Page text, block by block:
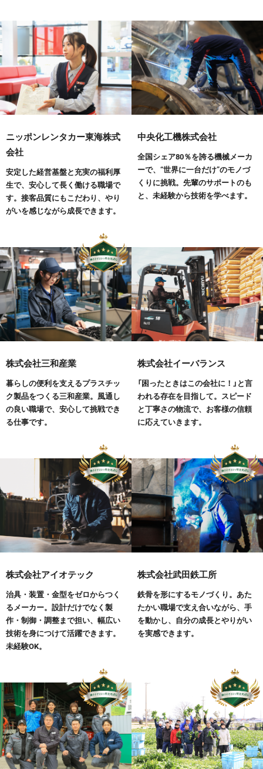
ニッポンレンタカー東海株式
会社
安定した経営基盤と充実の福利厚
生で、安心して長く働ける職場で
す。接客品質にもこだわり、やり
がいを感じながら成長できます。
中央化工機株式会社
全国シェア80％を誇る機械メーカ
ーで、“世界に一台だけ”のモノづ
くりに挑戦。先輩のサポートのも
と、未経験から技術を学べます。
株式会社三和産業
暮らしの便利を支えるプラスチッ
ク製品をつくる三和産業。風通し
の良い職場で、安心して挑戦でき
る仕事です。
株式会社イーバランス
「困ったときはこの会社に！」と言
われる存在を目指して。スピード
と丁寧さの物流で、お客様の信頼
に応えていきます。
株式会社アイオテック
治具・装置・金型をゼロからつく
るメーカー。設計だけでなく製
作・制御・調整まで担い、幅広い
技術を身につけて活躍できます。
未経験OK。
株式会社武田鉄工所
鉄骨を形にするモノづくり。あた
たかい職場で支え合いながら、手
を動かし、自分の成長とやりがい
を実感できます。